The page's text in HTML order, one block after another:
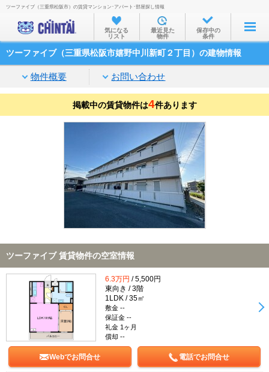
お部屋を探す
沿線・駅から
家賃相場から
通勤通学時間から
物件特集から
不動産会社から
TOP
ツーファイブ（三重県松阪市）の賃貸マンション･アパート･部屋探し情報
気になる
リスト
最近見た
物件
保存中の
条件
ツーファイブ（三重県松阪市嬉野中川新町２丁目）の建物情報
物件概要 お問い合わせ
掲載中の賃貸物件は4件あります
ツーファイブ 賃貸物件の空室情報
6.3万円 / 5,500円
東向き / 3階
1LDK / 35㎡
敷金 --
保証金 --
礼金 1ヶ月
償却 --
Webでお問合せ 電話でお問合せ